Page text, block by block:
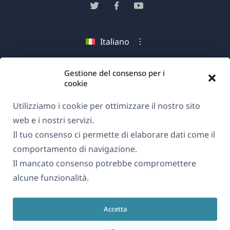
Gestione del consenso per i
cookie
Utilizziamo i cookie per ottimizzare il nostro sito
web e i nostri servizi.
Il tuo consenso ci permette di elaborare dati come il
comportamento di navigazione.
Il mancato consenso potrebbe compromettere
alcune funzionalità.
Accetta
© 2026OnTheGoSystems Limited
Italiano
finestra)
(si
una
nuova
finestra)
una
nuova
finestra)
(si
nuova
finestra)